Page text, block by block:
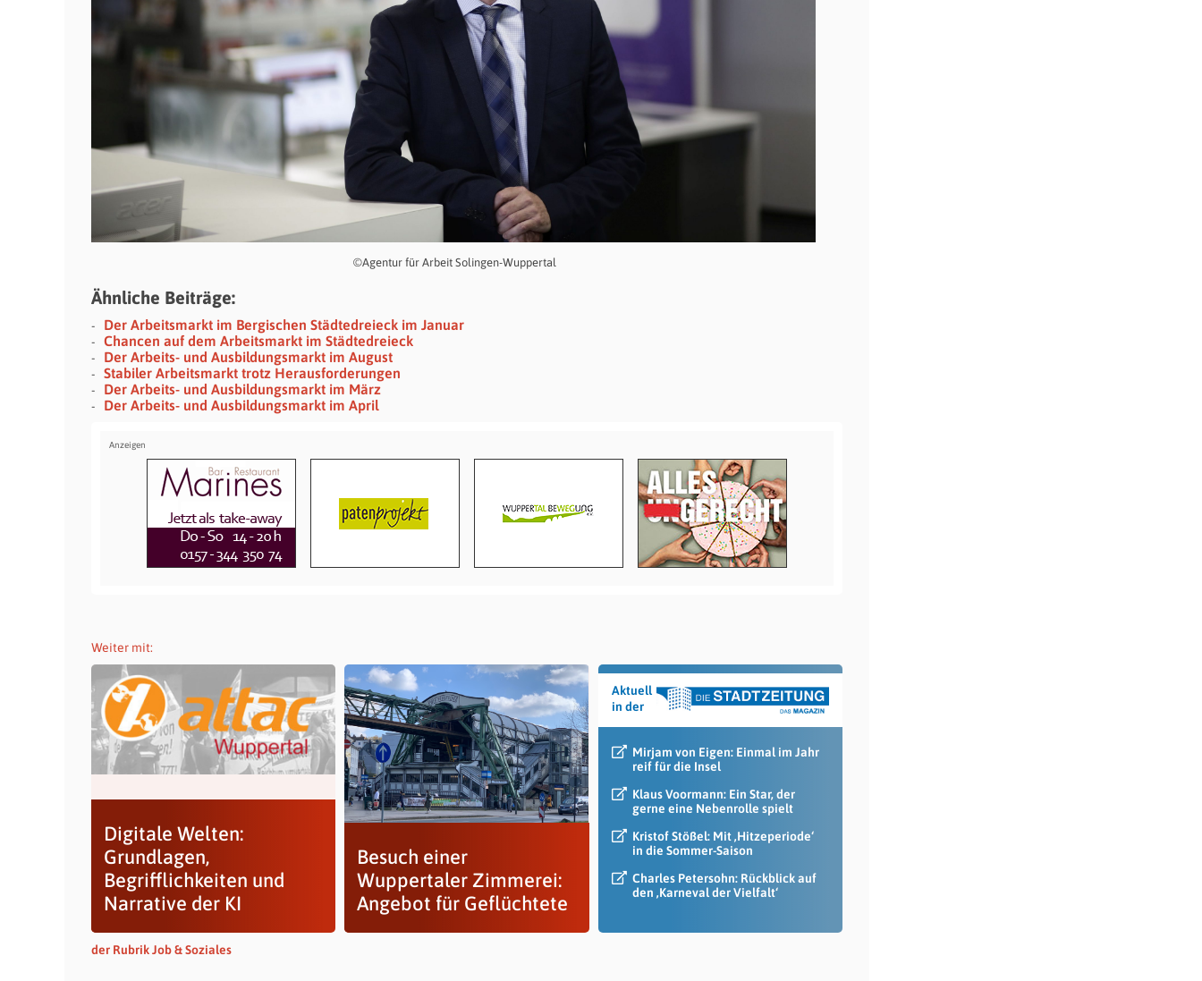
©Agentur für Arbeit Solingen-Wuppertal
Ähnliche Beiträge:
Der Arbeitsmarkt im Bergischen Städtedreieck im Januar
Chancen auf dem Arbeitsmarkt im Städtedreieck
Der Arbeits- und Ausbildungsmarkt im August
Stabiler Arbeitsmarkt trotz Herausforderungen
Der Arbeits- und Ausbildungsmarkt im März
Der Arbeits- und Ausbildungsmarkt im April
Weiter mit:
Digitale Welten:
Grundlagen,
Begrifflichkeiten und
Narrative der KI
Besuch einer
Wuppertaler Zimmerei:
Angebot für Geflüchtete
Aktuell
in der
Mirjam von Eigen: Einmal im Jahr
reif für die Insel
Klaus Voormann: Ein Star, der
gerne eine Nebenrolle spielt
Kristof Stößel: Mit ‚Hitzeperiode‘
in die Sommer-Saison
Charles Petersohn: Rückblick auf
den ‚Karneval der Vielfalt‘
der Rubrik Job & Soziales